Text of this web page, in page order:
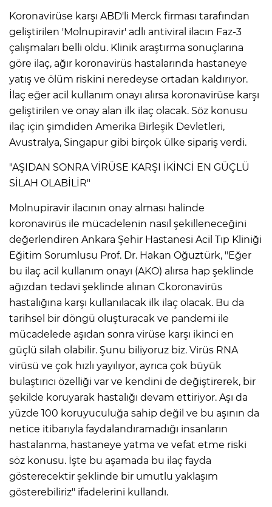
Koronavirüse karşı ABD'li Merck firması tarafından
geliştirilen 'Molnupiravir' adlı antiviral ilacın Faz-3
çalışmaları belli oldu. Klinik araştırma sonuçlarına
göre ilaç, ağır koronavirüs hastalarında hastaneye
yatış ve ölüm riskini neredeyse ortadan kaldırıyor.
İlaç eğer acil kullanım onayı alırsa koronavirüse karşı
geliştirilen ve onay alan ilk ilaç olacak. Söz konusu
ilaç için şimdiden Amerika Birleşik Devletleri,
Avustralya, Singapur gibi birçok ülke sipariş verdi.
"AŞIDAN SONRA VİRÜSE KARŞI İKİNCİ EN GÜÇLÜ
SİLAH OLABİLİR"
Molnupiravir ilacının onay alması halinde
koronavirüs ile mücadelenin nasıl şekilleneceğini
değerlendiren Ankara Şehir Hastanesi Acil Tıp Kliniği
Eğitim Sorumlusu Prof. Dr. Hakan Oğuztürk, "Eğer
bu ilaç acil kullanım onayı (AKO) alırsa hap şeklinde
ağızdan tedavi şeklinde alınan Ckoronavirüs
hastalığına karşı kullanılacak ilk ilaç olacak. Bu da
tarihsel bir döngü oluşturacak ve pandemi ile
mücadelede aşıdan sonra virüse karşı ikinci en
güçlü silah olabilir. Şunu biliyoruz biz. Virüs RNA
virüsü ve çok hızlı yayılıyor, ayrıca çok büyük
bulaştırıcı özelliği var ve kendini de değiştirerek, bir
şekilde koruyarak hastalığı devam ettiriyor. Aşı da
yüzde 100 koruyuculuğa sahip değil ve bu aşının da
netice itibarıyla faydalandıramadığı insanların
hastalanma, hastaneye yatma ve vefat etme riski
söz konusu. İşte bu aşamada bu ilaç fayda
gösterecektir şeklinde bir umutlu yaklaşım
gösterebiliriz" ifadelerini kullandı.